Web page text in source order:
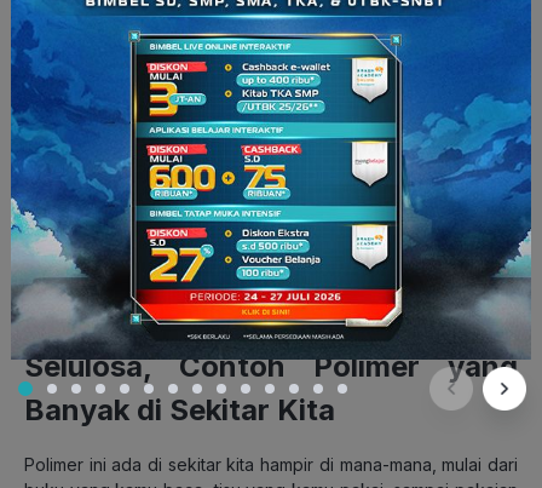
Nah, bentuk polimer lurus dan bercabang digolongkan
sebagai material yang dinamakantermoplastik
meleleh jika dipanaskan yang dapat dimodelkan ke dalam
berbagai bentuk, dan bentuknya dapat dipertahankan ketika
didinginkan. Ikatan silang yang berat menghasilkan material
yang dikenal sebagai plastiktermoset. Sekali ikatan silang
dibentuk, polimer ini akan mengambil bentuk yang tidak
dapat diubah lagi, tanpa merombak plastiknya lebih dulu.
Baca Juga: Yuk, Kenali Jenis Plastik dan Bahayanya Bagi
Kesehatan
Selulosa, Contoh Polimer yang
Banyak di Sekitar Kita
Polimer ini ada di sekitar kita hampir di mana-mana, mulai dari